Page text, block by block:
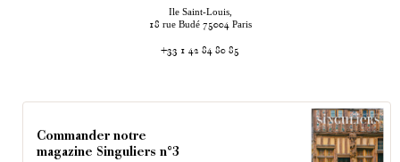
Ile Saint-Louis,
18 rue Budé 75004 Paris
+33 1 42 84 80 85
Commander notre
magazine Singuliers n°3